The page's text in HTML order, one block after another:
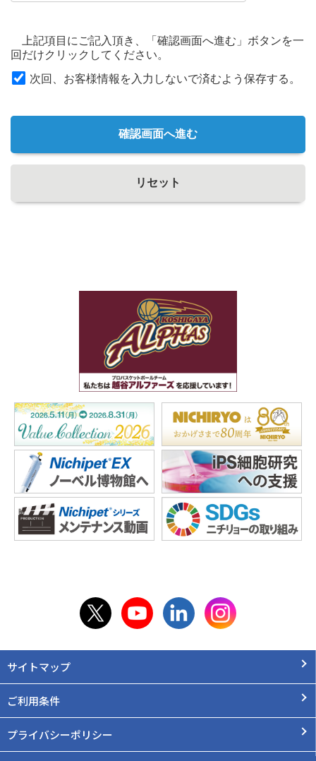
上記項目にご記入頂き、「確認画面へ進む」ボタンを一
回だけクリックしてください。
次回、お客様情報を入力しないで済むよう保存する。
確認画面へ進む
リセット
サイトマップ
ご利用条件
プライバシーポリシー